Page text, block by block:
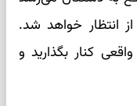
انتظار خواهد شد.
کنار بگذارید و